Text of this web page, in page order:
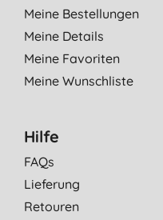
Meine Bestellungen
Meine Details
Meine Favoriten
Meine Wunschliste
Hilfe
FAQs
Lieferung
Retouren